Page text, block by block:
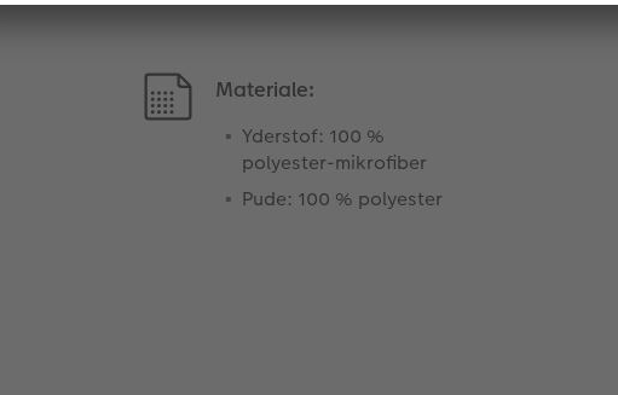
Materiale:
Yderstof: 100 %
polyester-mikrofiber
Pude: 100 % polyester